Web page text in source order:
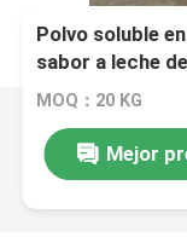
Polvo soluble
sabor a leche
aditivo
MOQ：20 KG
Mejor